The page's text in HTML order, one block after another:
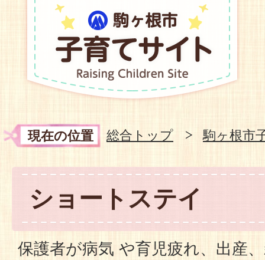
現在の位置 総合トップ 駒ヶ根市
ショートステイ
保護者が病気 や育児疲れ、出産